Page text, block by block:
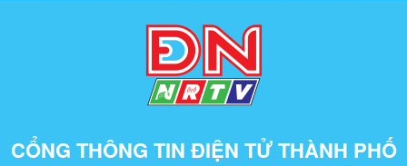
CỔNG THÔNG TIN ĐIỆN TỬ THÀNH PHỐ